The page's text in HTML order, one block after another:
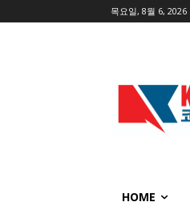
목요일, 8월 6, 2026
HOME